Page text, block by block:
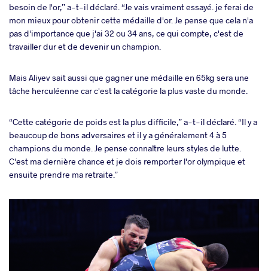
besoin de l'or,” a-t-il déclaré. “Je vais vraiment essayé. je ferai de
mon mieux pour obtenir cette médaille d'or. Je pense que cela n'a
pas d'importance que j'ai 32 ou 34 ans, ce qui compte, c'est de
travailler dur et de devenir un champion.
Mais Aliyev sait aussi que gagner une médaille en 65kg sera une
tâche herculéenne car c'est la catégorie la plus vaste du monde.
“Cette catégorie de poids est la plus difficile,” a-t-il déclaré. “Il y a
beaucoup de bons adversaires et il y a généralement 4 à 5
champions du monde. Je pense connaître leurs styles de lutte.
C'est ma dernière chance et je dois remporter l'or olympique et
ensuite prendre ma retraite.”